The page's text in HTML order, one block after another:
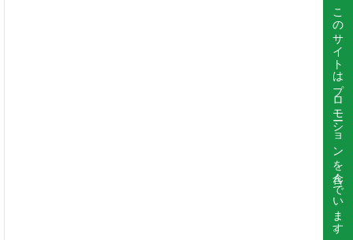
このサイトはプロモーションを含んでいます。